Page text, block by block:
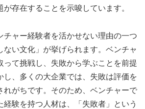
が存在することを示唆しています。
チャー経験者を活かせない理由の一つ
ない文化」が挙げられます。ベンチャ
って挑戦し、失敗から学ぶことを前提
し、多くの大企業では、失敗は評価を
れがちです。そのため、ベンチャーで
経験を持つ人材は、「失敗者」という